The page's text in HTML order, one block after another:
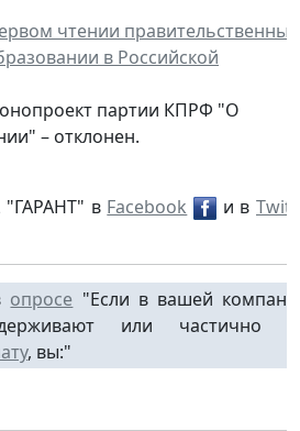
чтении правительственный
в Российской
партии КПРФ "О
– отклонен.
"ГАРАНТ" в Facebook и в
опросе "Если в вашей
или частично
, вы:"